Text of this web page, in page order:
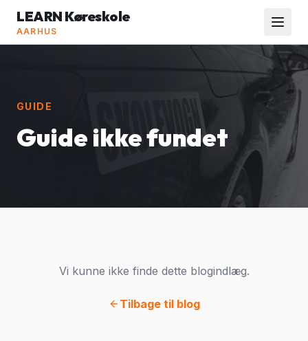
LEARN Køreskole
AARHUS
GUIDE
Guide ikke fundet
Vi kunne ikke finde dette blogindlæg.
Tilbage til blog